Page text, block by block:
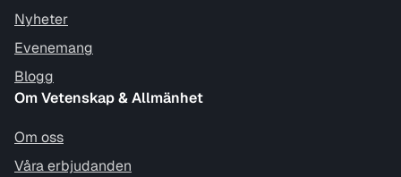
Nyheter
Evenemang
Blogg
Om Vetenskap & Allmänhet
Om oss
Våra erbjudanden